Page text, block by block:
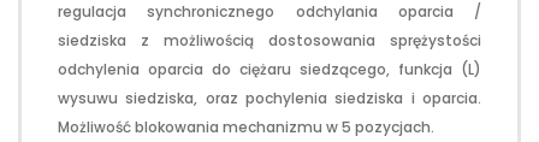
regulacja synchronicznego odchylania oparcia /
siedziska z możliwością dostosowania sprężystości
odchylenia oparcia do ciężaru siedzącego, funkcja (L)
wysuwu siedziska, oraz pochylenia siedziska i oparcia.
Możliwość blokowania mechanizmu w 5 pozycjach.